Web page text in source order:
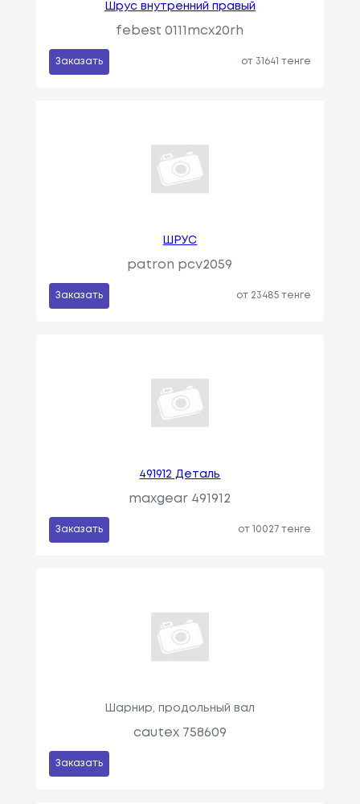
Шрус внутренний правый
febest 0111mcx20rh
Заказать от 31641 тенге
ШРУС
patron pcv2059
Заказать от 23485 тенге
491912 Деталь
maxgear 491912
Заказать от 10027 тенге
Шарнир, продольный вал
cautex 758609
Заказать